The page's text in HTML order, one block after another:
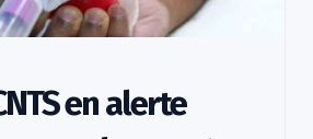
en alerte